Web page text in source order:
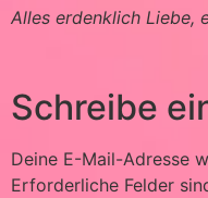
Alles erdenklich Liebe,
Schreibe
Deine E-Mail-Adresse
Erforderliche Felder